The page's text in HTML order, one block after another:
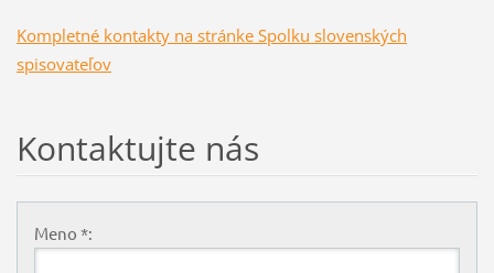
Kompletné kontakty na stránke Spolku slovenských
spisovateľov
Kontaktujte nás
Meno *: